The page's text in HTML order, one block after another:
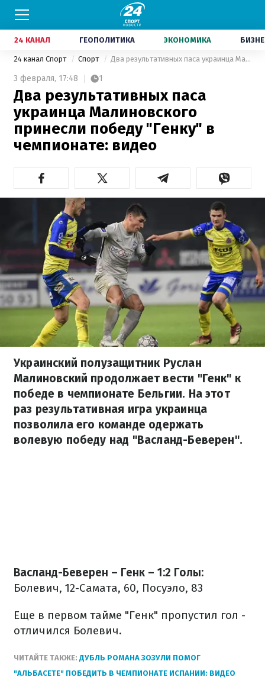
24 КАНАЛ ГЕОПОЛИТИКА ЭКОНОМИКА
24 канал Спорт Спорт Два результативных паса украинца Малиновского принесли победу "Генку" в чемпионате: видео
3 февраля, 17:48 1
Два результативных паса
украинца Малиновского
принесли победу "Генку" в
чемпионате: видео
Украинский полузащитник Руслан
Малиновский продолжает вести "Генк" к
победе в чемпионате Бельгии. На этот
раз результативная игра украинца
позволила его команде одержать
волевую победу над "Васланд-Беверен".
Васланд-Беверен – Генк – 1:2 Голы:
Болевич, 12-Самата, 60, Посуэло, 83
Еще в первом тайме "Генк" пропустил гол -
отличился Болевич.
ЧИТАЙТЕ ТАКЖЕ: ДУБЛЬ РОМАНА ЗОЗУЛИ ПОМОГ
"АЛЬБАСЕТЕ" ПОБЕДИТЬ В ЧЕМПИОНАТЕ ИСПАНИИ: ВИДЕО